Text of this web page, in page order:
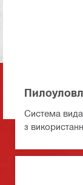
Система
з